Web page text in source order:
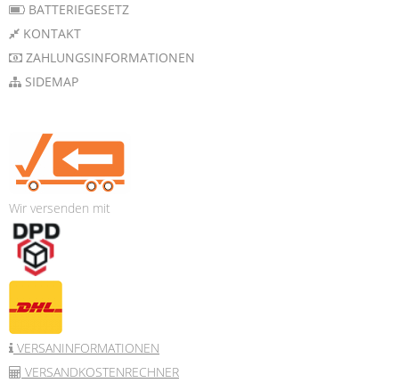
BATTERIEGESETZ
KONTAKT
ZAHLUNGSINFORMATIONEN
SIDEMAP
Wir versenden mit
VERSANINFORMATIONEN
VERSANDKOSTENRECHNER